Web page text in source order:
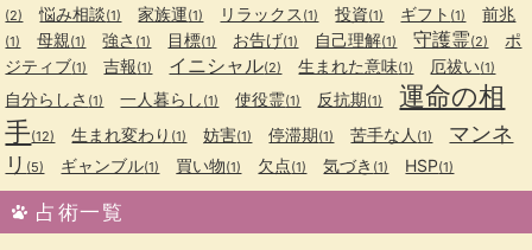
(2) 悩み相談(1) 家族運(1) リラックス (1) 投資(1) ギフト (1) 前兆
(1) 母親(1) 強さ (1) 目標(1) お告げ(1) 自己理解(1) 守護霊(2)
ポ
ジティブ(1) 吉報(1) イニシャル(2) 生まれた意味(1) 厄祓い(1)
自分らしさ (1) 一人暮らし (1) 使役霊(1) 反抗期(1)
運命の相
手(12) 生まれ変わり (1) 妨害(1) 停滞期(1) 苦手な人 (1)
マンネ
リ (5) ギャンブル(1) 買い物(1) 欠点(1) 気づき (1) HSP(1)
占術一覧